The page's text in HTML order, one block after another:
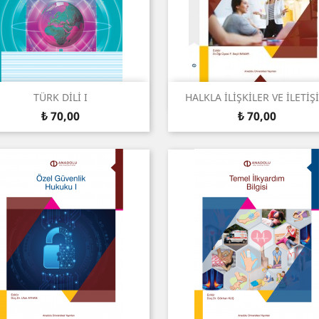
TÜRK DİLİ I
Prijs
₺ 70,00
Snel bekijken HALKLA İLİŞKİLER VE
Prijs
₺ 70,00
Snel bekijken